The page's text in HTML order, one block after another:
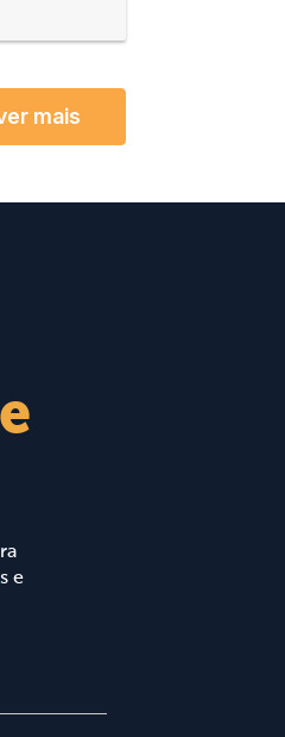
mais
e